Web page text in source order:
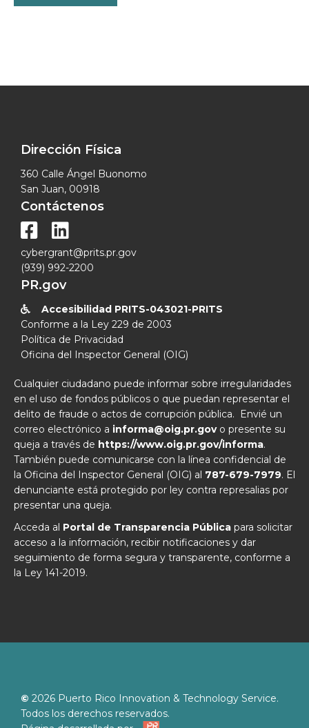
Dirección Física
360 Calle Ángel Buonomo
San Juan, 00918
Contáctenos
 
cybergrant@prits.pr.gov
(939) 992-2200
PR.gov

Accesibilidad PRITS-043021-PRITS
Conforme a la Ley 229 de 2003
Política de Privacidad
Oficina del Inspector General (OIG)
Cualquier ciudadano puede informar sobre irregularidades
en el uso de fondos públicos o que puedan representar el
delito de fraude o actos de corrupción pública. Envié un
correo electrónico a informa@oig.pr.govo presente su
queja a través de https://www.oig.pr.gov/informa.
También puede comunicarse con la línea confidencial de
la Oficina del Inspector General (OIG) al 787-679-7979. El
denunciante está protegido por ley contra represalias por
presentar una queja.
Acceda al Portal de Transparencia Pública para solicitar
acceso a la información, recibir notificaciones y dar
seguimiento de forma segura y transparente, conforme a
la Ley 141-2019.
© 2026 Puerto Rico Innovation & Technology Service.
Todos los derechos reservados.